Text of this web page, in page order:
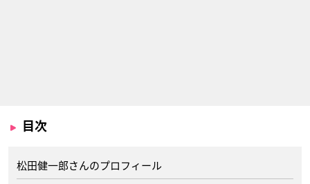
目次
松田健一郎さんのプロフィール